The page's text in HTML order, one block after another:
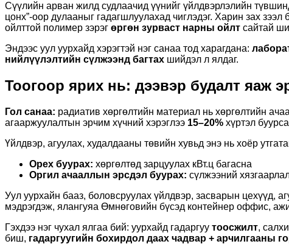
Сүүлийн арван жилд судлаачид үүнийг үйлдвэрлэлийн
цонх”-оор дулааныг гадагшлуулахад чиглэдэг. Харин зах
ойлттой полимер зэрэг өргөн зурваст нарны ойлт сайтай
Эндээс уул уурхайд хэрэгтэй нэг санаа тод харагдана:
нийлүүлэлтийн сүлжээнд багтах шийдэл л ялдаг.
Тоогоор ярих нь: дээвэр будалт яаж
Гол санаа: радиатив хөргөлтийн материал нь хөргөлтийн
агааржуулалтын эрчим хүчний хэрэглээ 15–20% хүртэл
Үйлдвэр, агуулах, худалдааны төвийн хувьд энэ нь хоёр
Оpex буурах: хөргөлтөд зарцуулах кВт.ц багасна
Оргил ачааллын эрсдэл буурах: сүлжээний
Уул уурхайн бааз, боловсруулах үйлдвэр, засварын цехүүд,
мэдрэгдэж, ялангуяа Өмнөговийн бүсэд контейнер оффис,
Гэхдээ нэг чухал ялгаа бий: уурхайд гадаргуу тоосжилт,
биш, гадаргуугийн бохирдол даах чадвар + арчилгааны